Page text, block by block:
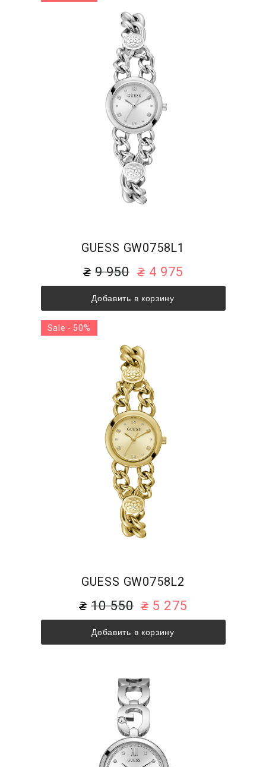
GUESS GW0758L1
9 950 4 975
Добавить в корзину
GUESS GW0758L2
10 550 5 275
Добавить в корзину
Sale - 50%